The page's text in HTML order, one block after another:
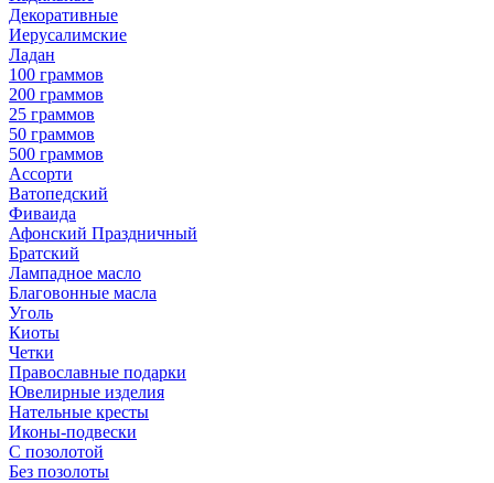
Декоративные
Иерусалимские
Ладан
100 граммов
200 граммов
25 граммов
50 граммов
500 граммов
Ассорти
Ватопедский
Фиваида
Афонский Праздничный
Братский
Лампадное масло
Благовонные масла
Уголь
Киоты
Четки
Православные подарки
Ювелирные изделия
Нательные кресты
Иконы-подвески
С позолотой
Без позолоты